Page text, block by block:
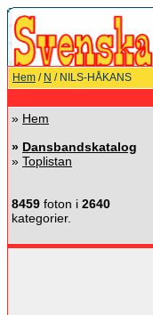
Hem / N / NILS-HÅKANS
» Hem
» Dansbandskatalog
» Toplistan
8459 foton i 2640
kategorier.